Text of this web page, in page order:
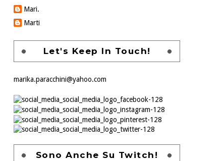
Mari.
Marti
Let's Keep In Touch!
marika.paracchini@yahoo.com
Sono Anche Su Twitch!